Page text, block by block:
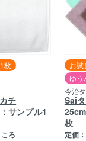
枚
チ
サンプル1
ろ
お
ゆう
今治
Sai
枚
定価：